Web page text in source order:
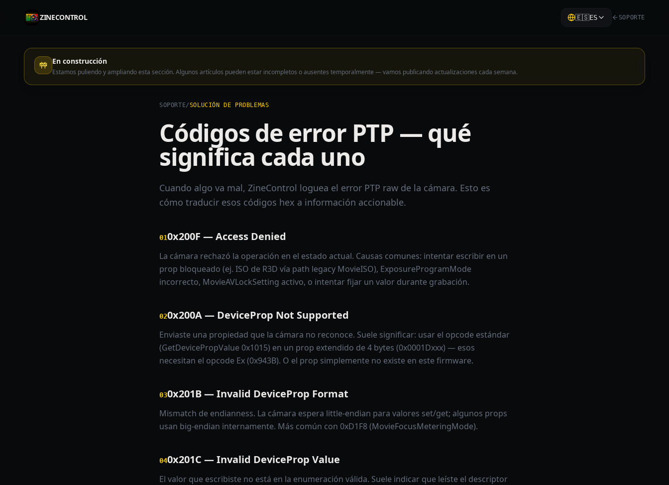
ZINECONTROL 🇪🇸ES SOPORTE
En construcción
Estamos puliendo y ampliando esta sección. Algunos artículos pueden estar incompletos o ausentes temporalmente — vamos publicando actualizaciones cada semana.
SOPORTE/SOLUCIÓN DE PROBLEMAS
Códigos de error PTP — qué
significa cada uno
Cuando algo va mal, ZineControl loguea el error PTP raw de la cámara. Esto es
cómo traducir esos códigos hex a información accionable.
010x200F — Access Denied
La cámara rechazó la operación en el estado actual. Causas comunes: intentar escribir en un
prop bloqueado (ej. ISO de R3D vía path legacy MovieISO), ExposureProgramMode
incorrecto, MovieAVLockSetting activo, o intentar fijar un valor durante grabación.
020x200A — DeviceProp Not Supported
Enviaste una propiedad que la cámara no reconoce. Suele significar: usar el opcode estándar
(GetDevicePropValue 0x1015) en un prop extendido de 4 bytes (0x0001Dxxx) — esos
necesitan el opcode Ex (0x943B). O el prop simplemente no existe en este firmware.
030x201B — Invalid DeviceProp Format
Mismatch de endianness. La cámara espera little-endian para valores set/get; algunos props
usan big-endian internamente. Más común con 0xD1F8 (MovieFocusMeteringMode).
040x201C — Invalid DeviceProp Value
El valor que escribiste no está en la enumeración válida. Suele indicar que leíste el descriptor